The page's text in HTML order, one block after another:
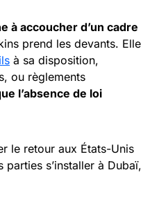
à accoucher d’un cadre
prend les devants. Elle
à sa disposition,
ou règlements
l’absence de loi
le retour aux États-Unis
s’installer à Dubaï,